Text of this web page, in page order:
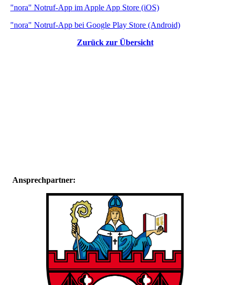
"nora" Notruf-App im Apple App Store (iOS)
"nora" Notruf-App bei Google Play Store (Android)
Zurück zur Übersicht
Ansprechpartner: